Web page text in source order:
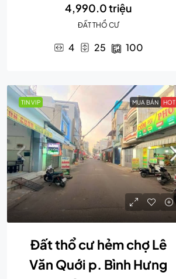
4,990.0 triệu
ĐẤT THỔ CƯ
4 25 100
TIN VIP MUA BÁN HOT
Đất thổ cư hẻm chợ Lê
Văn Quới p. Bình Hưng